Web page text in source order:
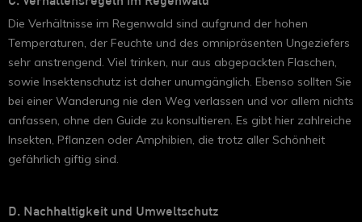
Die Verhältnisse im Regenwald sind aufgrund der hohen
Temperaturen, der Feuchte und des omnipräsenten Ungeziefers
sehr anstrengend. Viel trinken, nur aus abgepackten Flaschen,
sowie Insektenschutz ist daher unumgänglich. Ebenso sollten Sie
bei einer Wanderung nie den Weg verlassen und vor allem nichts
anfassen, ohne den Guide zu konsultieren. Es gibt hier zahlreiche
Insekten, Pflanzen oder Amphibien, die trotz aller Schönheit
gefährlich giftig sind.
D. Nachhaltigkeit und Umweltschutz